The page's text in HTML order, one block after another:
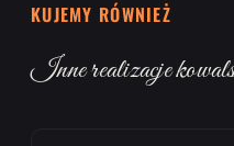
KUJEMY RÓWNIEŻ
Inne realizacje